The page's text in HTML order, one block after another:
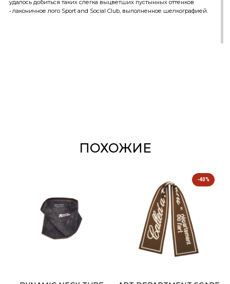
удалось добиться таких слегка выцветших пустынных оттенков
• лаконичное лого Sport and Social Club, выполненное шелкографией.
ПОХОЖИЕ
-40%